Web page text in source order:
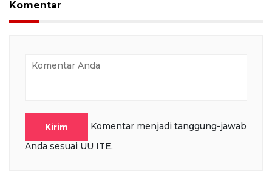
Komentar
Kirim
Komentar menjadi tanggung-jawab
Anda sesuai UU ITE.